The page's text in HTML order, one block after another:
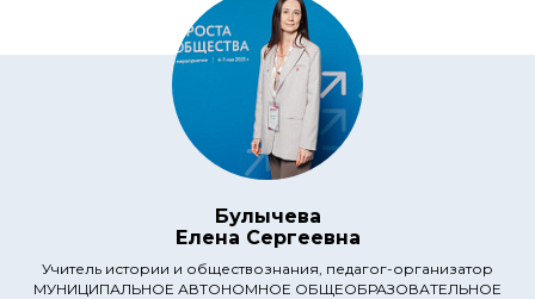
Булычева
Елена Сергеевна
Учитель истории и обществознания, педагог-организатор
МУНИЦИПАЛЬНОЕ АВТОНОМНОЕ ОБЩЕОБРАЗОВАТЕЛЬНОЕ